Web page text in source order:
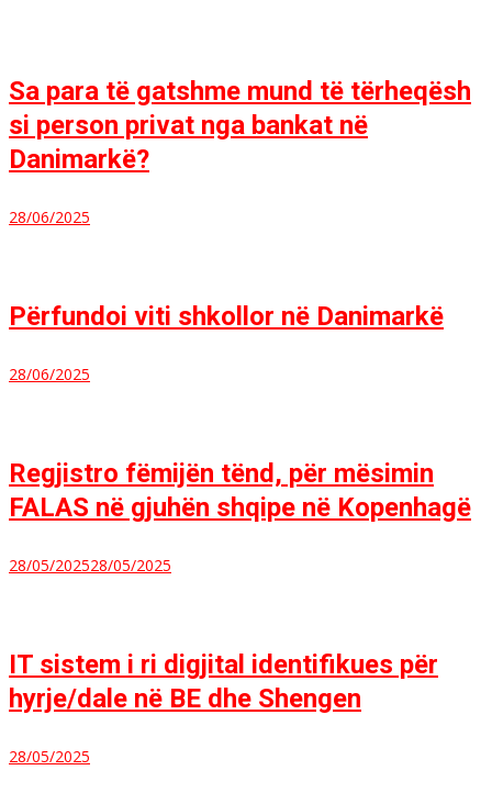
Sa para të gatshme mund të tërheqësh
si person privat nga bankat në
Danimarkë?
28/06/2025
Përfundoi viti shkollor në Danimarkë
28/06/2025
Regjistro fëmijën tënd, për mësimin
FALAS në gjuhën shqipe në Kopenhagë
28/05/202528/05/2025
IT sistem i ri digjital identifikues për
hyrje/dale në BE dhe Shengen
28/05/2025